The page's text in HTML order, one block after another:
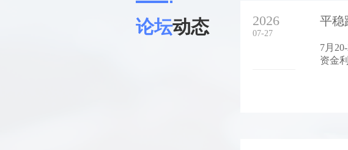
论坛动态 2026
07-27
平稳
7月
资金